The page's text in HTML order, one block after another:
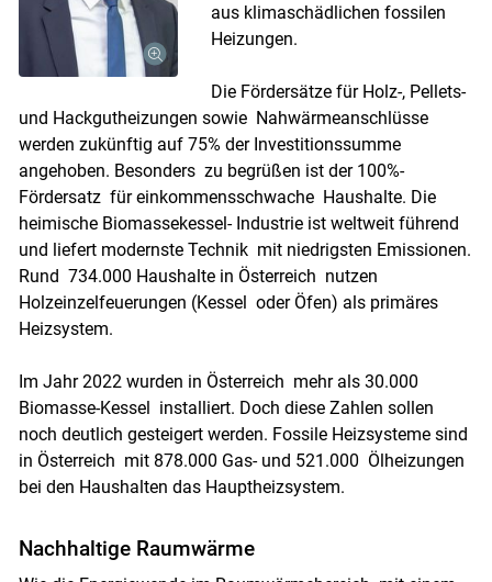
Skip to main content
aus klimaschädlichen fossilen
Heizungen.
Die Fördersätze für Holz-, Pellets-
und Hackgutheizungen sowie Nahwärmeanschlüsse
werden zukünftig auf 75% der Investitionssumme
angehoben. Besonders zu begrüßen ist der 100%-
Fördersatz für einkommensschwache Haushalte. Die
heimische Biomassekessel- Industrie ist weltweit führend
und liefert modernste Technik mit niedrigsten Emissionen.
Rund 734.000 Haushalte in Österreich nutzen
Holzeinzelfeuerungen (Kessel oder Öfen) als primäres
Heizsystem.
Im Jahr 2022 wurden in Österreich mehr als 30.000
Biomasse-Kessel installiert. Doch diese Zahlen sollen
noch deutlich gesteigert werden. Fossile Heizsysteme sind
in Österreich mit 878.000 Gas- und 521.000 Ölheizungen
bei den Haushalten das Hauptheizsystem.
Nachhaltige Raumwärme